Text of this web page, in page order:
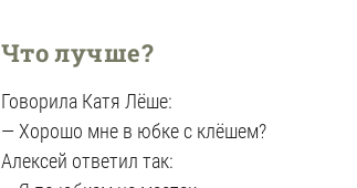
Что лучше?
Говорила Катя Лёше:
— Хорошо мне в юбке с клёшем?
Алексей ответил так: